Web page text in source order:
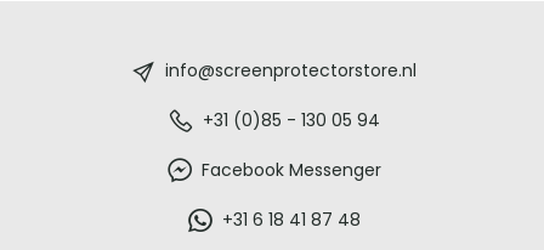
info@screenprotectorstore.nl
+31 (0)85 - 130 05 94
Facebook Messenger
+31 6 18 41 87 48